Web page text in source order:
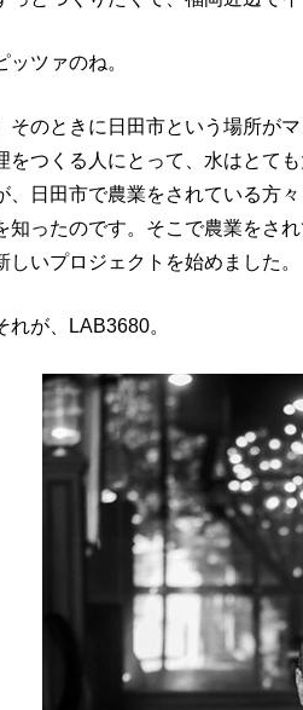
ッツァのね。
そのときに日田市という場所が
をつくる人にとって、水はとて
、日田市で農業をされている方
知ったのです。そこで農業をさ
しいプロジェクトを始めました。
れが、LAB3680。